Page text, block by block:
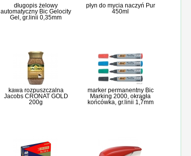
długopis żelowy
automatyczny Bic Gelocity
Gel, gr.linii 0,35mm
płyn do mycia naczyń Pur
450ml
kawa rozpuszczalna
Jacobs CRONAT GOLD
200g
marker permanentny Bic
Marking 2000, okrągła
końcówka, gr.linii 1,7mm